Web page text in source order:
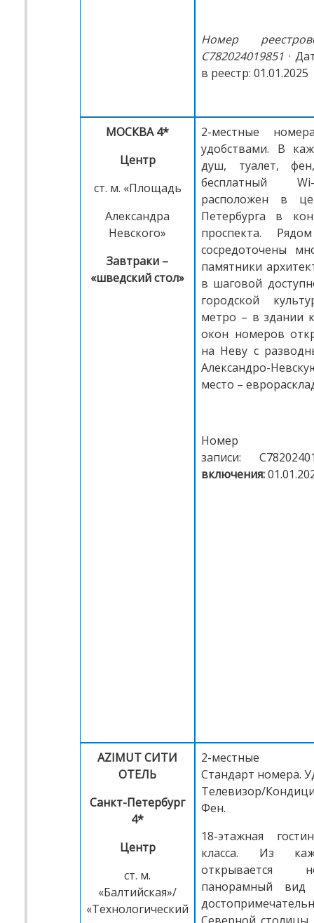
Номер
С782024019851 ·
в реестр: 01.01.2025
МОСКВА 4*
Центр
ст. м. «Площадь
Александра
Невского»
Завтраки –
«шведский стол»
2-местные
удобствами. В
душ, туалет,
бесплатный
расположен в
Петербурга в
проспекта.
сосредоточены
памятники
в шаговой
городской
метро – в здании
окон номеров
на Неву с
Александро-
место –
Номер
записи:
включения:
AZIMUT СИТИ
ОТЕЛЬ
Санкт-Петербург
4*
Центр
ст. м.
«Балтийская»/
«Технологический
2-местные
Стандарт номера.
Телевизор/
Фен.
18-этажная
класса. Из
открывается
панорамный вид